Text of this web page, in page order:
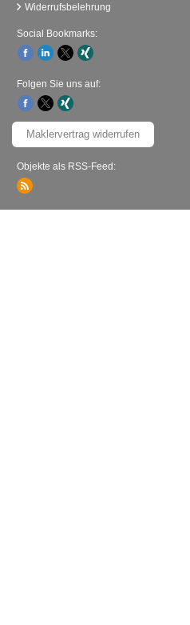
Widerrufsbelehrung
Social Bookmarks:
Folgen Sie uns auf:
Maklervertrag widerrufen
Objekte als RSS-Feed: